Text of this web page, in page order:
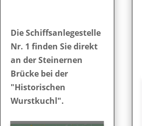
Die Schiffsanlegestelle
Nr. 1 finden Sie direkt
an der Steinernen
Brücke bei der
"Historischen
Wurstkuchl".